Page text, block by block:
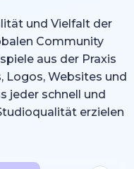
und Vielfalt der
Community
aus der Praxis
Logos, Websites und
jeder schnell und
erzielen